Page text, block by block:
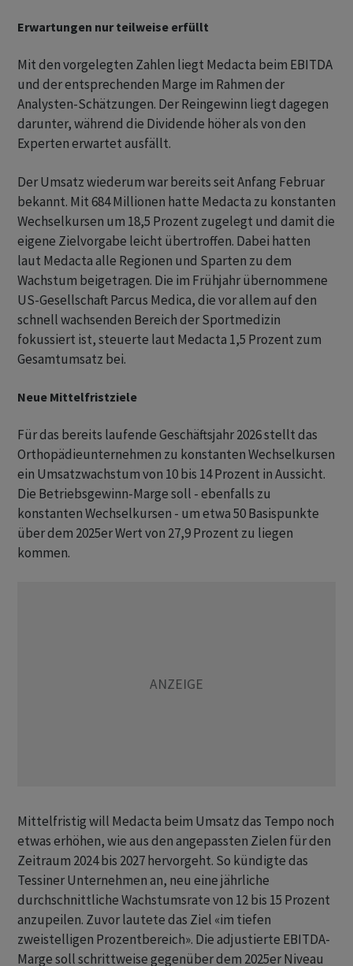
Erwartungen nur teilweise erfüllt
Mit den vorgelegten Zahlen liegt Medacta beim EBITDA
und der entsprechenden Marge im Rahmen der
Analysten-Schätzungen. Der Reingewinn liegt dagegen
darunter, während die Dividende höher als von den
Experten erwartet ausfällt.
Der Umsatz wiederum war bereits seit Anfang Februar
bekannt. Mit 684 Millionen hatte Medacta zu konstanten
Wechselkursen um 18,5 Prozent zugelegt und damit die
eigene Zielvorgabe leicht übertroffen. Dabei hatten
laut Medacta alle Regionen und Sparten zu dem
Wachstum beigetragen. Die im Frühjahr übernommene
US-Gesellschaft Parcus Medica, die vor allem auf den
schnell wachsenden Bereich der Sportmedizin
fokussiert ist, steuerte laut Medacta 1,5 Prozent zum
Gesamtumsatz bei.
Neue Mittelfristziele
Für das bereits laufende Geschäftsjahr 2026 stellt das
Orthopädieunternehmen zu konstanten Wechselkursen
ein Umsatzwachstum von 10 bis 14 Prozent in Aussicht.
Die Betriebsgewinn-Marge soll - ebenfalls zu
konstanten Wechselkursen - um etwa 50 Basispunkte
über dem 2025er Wert von 27,9 Prozent zu liegen
kommen.
Mittelfristig will Medacta beim Umsatz das Tempo noch
etwas erhöhen, wie aus den angepassten Zielen für den
Zeitraum 2024 bis 2027 hervorgeht. So kündigte das
Tessiner Unternehmen an, neu eine jährliche
durchschnittliche Wachstumsrate von 12 bis 15 Prozent
anzupeilen. Zuvor lautete das Ziel «im tiefen
zweistelligen Prozentbereich». Die adjustierte EBITDA-
Marge soll schrittweise gegenüber dem 2025er Niveau